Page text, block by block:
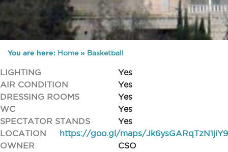
You are here: Home» Basketball
LIGHTING
Yes
AIR CONDITION
Yes
DRESSING ROOMS
Yes
WC
Yes
SPECTATOR STANDS
Yes
LOCATION
https://goo.gl/maps/Jk6ysGARqTzN1jiY9
OWNER
CSO